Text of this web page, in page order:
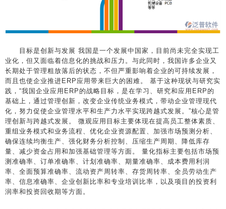
目标是创新与发展 我国是一个发展中国家，目前尚未完全实现工
业化，但又面临着信息化的挑战和压力。与此同时，我国许多企业又
长期处于管理粗放落后的状态，不但严重影响着企业的可持续发展，
而且也使企业推进ERP应用带来巨大的困难。 基于这种现状与研究实
践，“我国企业应用ERP的战略目标，是在学习、研究和应用ERP的
基础上，通过管理创新，改变企业传统业务模式，带动企业管理现代
化，努力促使企业管理水平和生产力水平实现跨越式发展。”核心是管
理创新与跨越式发展。 微观应用目标主要体现在提高员工整体素质、
重组业务模式和业务流程、优化企业资源配置、加强市场预测分析、
确保连续均衡生产、强化财务分析控制、压缩生产周期、降低库存
量、减少资金占用和加强基础管理等方面。 量化指标主要包括市场预
测准确率、订单准确率、计划准确率、期量准确率、成本费用利润
率、全面预算准确率、流动资产周转率、存货周转率、全员劳动生产
率、信息准确率、企业创新比率和专业培训比率，以及项目的投资利
润率和投资回收期等方面。